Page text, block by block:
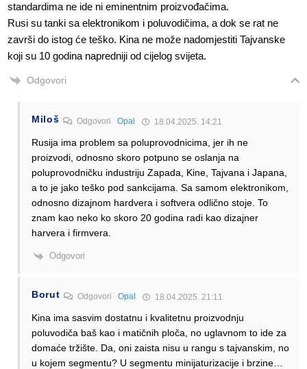
standardima ne ide ni eminentnim proizvođačima.
Rusi su tanki sa elektronikom i poluvodičima, a dok se rat ne
završi do istog će teško. Kina ne može nadomjestiti Tajvanske
koji su 10 godina napredniji od cijelog svijeta.
Odgovori
Miloš Odgovori Opal 18.04.2025. 14:21
Rusija ima problem sa poluprovodnicima, jer ih ne
proizvodi, odnosno skoro potpuno se oslanja na
poluprovodničku industriju Zapada, Kine, Tajvana i Japana,
a to je jako teško pod sankcijama. Sa samom elektronikom,
odnosno dizajnom hardvera i softvera odlično stoje. To
znam kao neko ko skoro 20 godina radi kao dizajner
harvera i firmvera.
Odgovori
Borut Odgovori Opal 18.04.2025. 21:11
Kina ima sasvim dostatnu i kvalitetnu proizvodnju
poluvodiča baš kao i matičnih ploča, no uglavnom to ide za
domaće tržište. Da, oni zaista nisu u rangu s tajvanskim, no
u kojem segmentu? U segmentu minijaturizacije i brzine…